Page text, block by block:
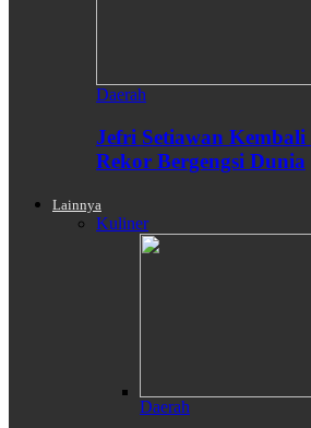
Daerah
Jefri Setiawan Kembali
Rekor Bergengsi Dunia
Lainnya
Kuliner
Daerah